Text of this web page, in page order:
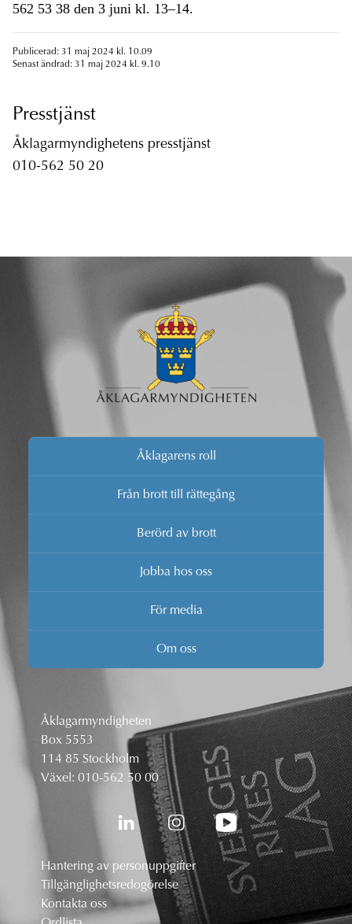
562 53 38 den 3 juni kl. 13–14.
Publicerad: 31 maj 2024 kl. 10.09
Senast ändrad: 31 maj 2024 kl. 9.10
Presstjänst
Åklagarmyndighetens presstjänst
010-562 50 20
Åklagarens roll
Från brott till rättegång
Berörd av brott
Jobba hos oss
För media
Om oss
Åklagarmyndigheten
Box 5553
114 85 Stockholm
Växel: 010-562 50 00
Hantering av personuppgifter
Tillgänglighetsredogörelse
Kontakta oss